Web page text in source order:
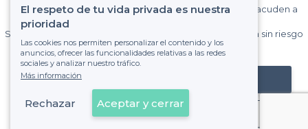
Gane muchos clientes entre el millón de visitantes que acuden a
Sin comisiones y sin compromiso, pagas una cantidad fija sin riesgo
de ver la factura.
Registrar mi establecimiento
Ya es cliente
El respeto de tu vida privada es nuestra
prioridad
Las cookies nos permiten personalizar el contenido y los
anuncios, ofrecer las funcionalidades relativas a las redes
sociales y analizar nuestro tráfico.
Más información
Rechazar Aceptar y cerrar